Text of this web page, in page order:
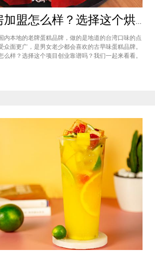
心岸蛋糕房加盟怎么样？选择这个烘焙品牌创业靠谱吗
内本地的老牌蛋糕品牌，做的是地道的台湾口味的点
众面更广，是男女老少都会喜欢的古早味蛋糕品牌。
么样？选择这个项目创业靠谱吗？我们一起来看看。
么还会有加盟商去加盟传统烘焙店呢？这您就有所不